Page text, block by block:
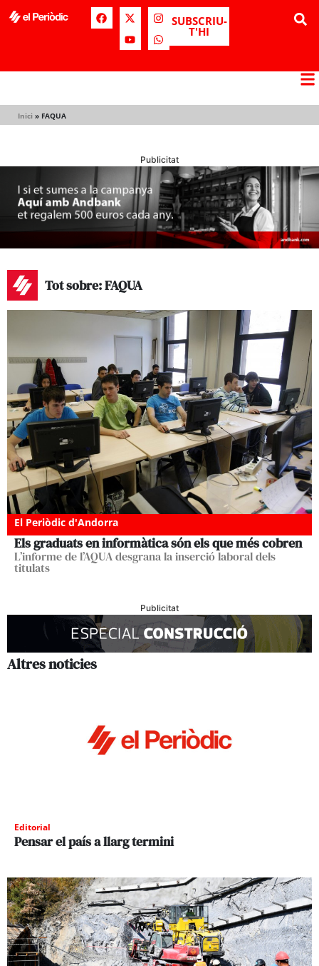
SUBSCRIU-
T'HI
Inici » FAQUA
Publicitat
Tot sobre: FAQUA
El Periòdic d'Andorra
Els graduats en informàtica són els que més cobren
L’informe de l’AQUA desgrana la inserció laboral dels
titulats
Publicitat
Altres noticies
Editorial
Pensar el país a llarg termini